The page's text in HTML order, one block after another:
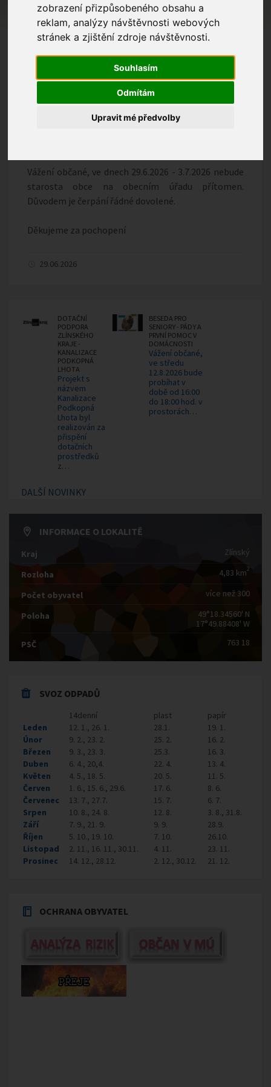
zobrazení přizpůsobeného obsahu a
reklam, analýzy návštěvnosti webových
stránek a zjištění zdroje návštěvnosti.
Souhlasím
Odmítám
Upravit mé předvolby
Vážení občané, ve dnech 29.6.2026 - 3.7.2026 nebude
starosta obce na obecním úřadu přítomen.
Důvodem je čerpání řádné dovolené.
Děkujeme za pochopení
29.06.2026
DOTAČNÍ
PODPORA
ZLÍNSKÉHO
KRAJE -
KANALIZACE
PODKOPNÁ
LHOTA
Projekt s
názvem
Kanalizace
Podkopná
Lhota byl
realizován za
přispění
dotačních
prostředků
z…
BESEDA PRO
SENIORY - PÁDY A
PRVNÍ POMOC V
DOMÁCNOSTI
Vážení občané,
ve středu
12.8.2026 bude
probíhat v
době od 16:00
do 18:00 hod. v
prostorách…
DALŠÍ NOVINKY
INFORMACE O LOKALITĚ
Kraj Zlínský
Rozloha 4,83 km2
Počet obyvatel více než 300
Poloha
49°18.34560' N
17°49.88408' W
PSČ
763 18
SVOZ ODPADŮ
14denní plast
papír
Leden
12. 1., 26. 1. 28.1.
19. 1.
Únor
9. 2., 23. 2. 25. 2.
16. 2.
Březen
9. 3., 23. 3. 25.3.
16. 3.
Duben
6. 4., 20,4. 22. 4.
13. 4.
Květen
4. 5., 18. 5. 20. 5.
11. 5.
Červen
1. 6., 15. 6., 29.6. 17. 6.
8. 6.
Červenec
13. 7., 27.7. 15. 7.
6. 7.
Srpen
10. 8., 24. 8. 12. 8.
3. 8., 31.8.
Září
7. 9., 21. 9. 9. 9.
28.9.
Říjen
5. 10., 19. 10. 7. 10.
26.10.
Listopad
2. 11., 16. 11., 30.11. 4. 11.
23. 11.
Prosinec
14. 12., 28.12. 2. 12., 30.12. 21. 12.
OCHRANA OBYVATEL